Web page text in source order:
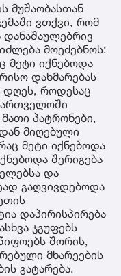
მუშაობასთან
ვთქვი, რომ
მოეძებნოს:
მეტი იქნებოდა
დახმარებას
დღეს, როდესაც
პატრონები,
მიღებული
მეტი იქნებოდა
შერიგება
და
გაღვივდებოდა
დაპირისპირება
ჯგუფებს
შორის,
მხარეების
გატარება.